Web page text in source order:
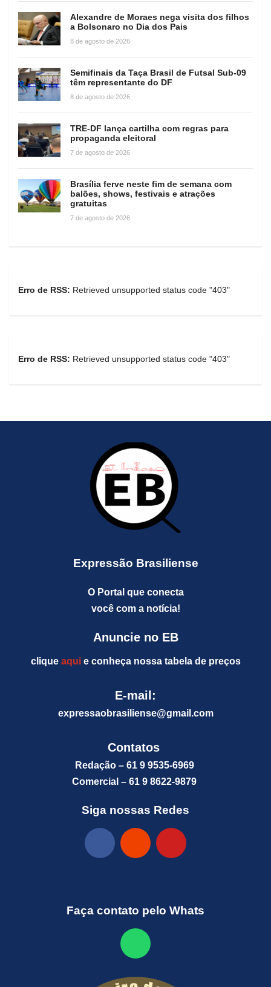
Alexandre de Moraes nega visita dos filhos
a Bolsonaro no Dia dos Pais
8 de agosto de 2026
Semifinais da Taça Brasil de Futsal Sub-09
têm representante do DF
8 de agosto de 2026
TRE-DF lança cartilha com regras para
propaganda eleitoral
7 de agosto de 2026
Brasília ferve neste fim de semana com
balões, shows, festivais e atrações
gratuitas
7 de agosto de 2026
Erro de RSS: Retrieved unsupported status code "403"
Erro de RSS: Retrieved unsupported status code "403"
Expressão Brasiliense
O Portal que conecta
você com a notícia!
Anuncie no EB
clique aquie conheça nossa tabela de preços
E-mail:
expressaobrasiliense@gmail.com
Contatos
Redação – 61 9 9535-6969
Comercial – 61 9 8622-9879
Siga nossas Redes
Faça contato pelo Whats